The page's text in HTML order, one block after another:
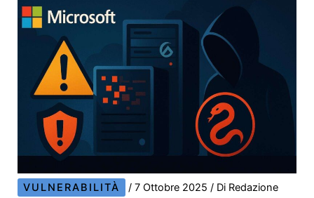
VULNERABILITÀ /7 Ottobre 2025/ Di Redazione